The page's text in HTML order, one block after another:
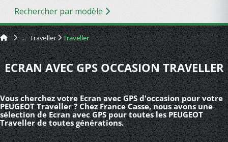
Rechercher par modèle
Traveller Traveller
ECRAN AVEC GPS OCCASION TRAVELLER
Vous cherchez votre Ecran avec GPS d'occasion pour votre
PEUGEOT Traveller ? Chez France Casse, nous avons une
sélection de Ecran avec GPS pour toutes les PEUGEOT
Traveller de toutes générations.